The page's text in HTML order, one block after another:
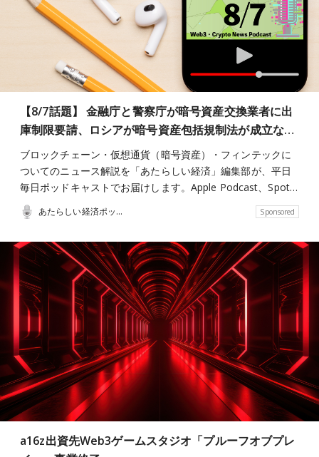
【8/7話題】 金融庁と警察庁が暗号資産交換業者に出
庫制限要請、ロシアが暗号資産包括規制法が成立な…
ブロックチェーン・仮想通貨（暗号資産）・フィンテックに
ついてのニュース解説を「あたらしい経済」編集部が、平日
毎日ポッドキャストでお届けします。Apple Podcast、Spot…
あたらしい経済ポッドキャスト Sponsored
a16z出資先Web3ゲームスタジオ「プルーフオブプレ